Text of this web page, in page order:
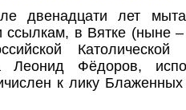
двенадцати лет
ссылкам, в Вятке (ныне
Католической
Леонид Фёдоров,
к лику